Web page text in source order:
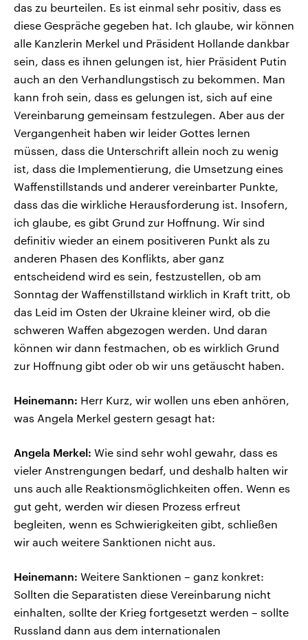
das zu beurteilen. Es ist einmal sehr positiv, dass es
diese Gespräche gegeben hat. Ich glaube, wir können
alle Kanzlerin Merkel und Präsident Hollande dankbar
sein, dass es ihnen gelungen ist, hier Präsident Putin
auch an den Verhandlungstisch zu bekommen. Man
kann froh sein, dass es gelungen ist, sich auf eine
Vereinbarung gemeinsam festzulegen. Aber aus der
Vergangenheit haben wir leider Gottes lernen
müssen, dass die Unterschrift allein noch zu wenig
ist, dass die Implementierung, die Umsetzung eines
Waffenstillstands und anderer vereinbarter Punkte,
dass das die wirkliche Herausforderung ist. Insofern,
ich glaube, es gibt Grund zur Hoffnung. Wir sind
definitiv wieder an einem positiveren Punkt als zu
anderen Phasen des Konflikts, aber ganz
entscheidend wird es sein, festzustellen, ob am
Sonntag der Waffenstillstand wirklich in Kraft tritt, ob
das Leid im Osten der Ukraine kleiner wird, ob die
schweren Waffen abgezogen werden. Und daran
können wir dann festmachen, ob es wirklich Grund
zur Hoffnung gibt oder ob wir uns getäuscht haben.
Heinemann: Herr Kurz, wir wollen uns eben anhören,
was Angela Merkel gestern gesagt hat:
Angela Merkel: Wie sind sehr wohl gewahr, dass es
vieler Anstrengungen bedarf, und deshalb halten wir
uns auch alle Reaktionsmöglichkeiten offen. Wenn es
gut geht, werden wir diesen Prozess erfreut
begleiten, wenn es Schwierigkeiten gibt, schließen
wir auch weitere Sanktionen nicht aus.
Heinemann: Weitere Sanktionen – ganz konkret:
Sollten die Separatisten diese Vereinbarung nicht
einhalten, sollte der Krieg fortgesetzt werden – sollte
Russland dann aus dem internationalen